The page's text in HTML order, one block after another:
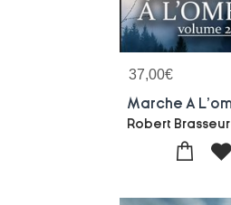
37,00€
Robert Brasseur